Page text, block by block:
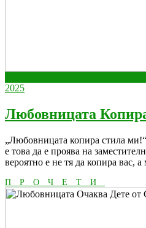
24,
2025февруари
2025
Любовницата
„Любовницата копира стила
е това да е проява на
вероятно е не тя да копира вас,
ПРОЧЕТИ